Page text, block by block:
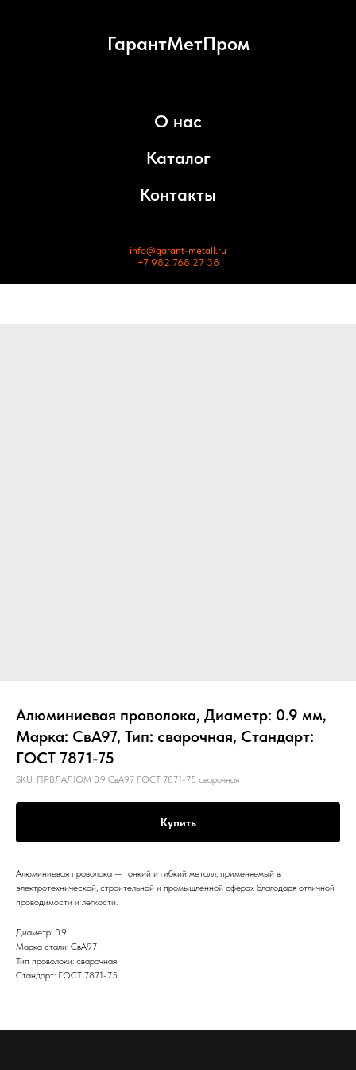
ГарантМетПром
О нас
Каталог
Контакты
info@garant-metall.ru
+7 982 768 27 38
Алюминиевая проволока, Диаметр: 0.9 мм,
Марка: СвА97, Тип: сварочная, Стандарт:
ГОСТ 7871-75
SKU: ПРВЛАЛЮМ 0.9 СвА97 ГОСТ 7871-75 сварочная
Купить
Алюминиевая проволока — тонкий и гибкий металл, применяемый в
электротехнической, строительной и промышленной сферах благодаря отличной
проводимости и лёгкости.
Диаметр: 0.9
Марка стали: СвА97
Тип проволоки: сварочная
Стандарт: ГОСТ 7871-75